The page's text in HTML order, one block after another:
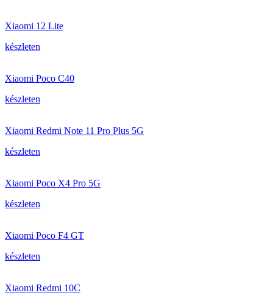
Xiaomi 12 Lite
készleten
Xiaomi Poco C40
készleten
Xiaomi Redmi Note 11 Pro Plus 5G
készleten
Xiaomi Poco X4 Pro 5G
készleten
Xiaomi Poco F4 GT
készleten
Xiaomi Redmi 10C